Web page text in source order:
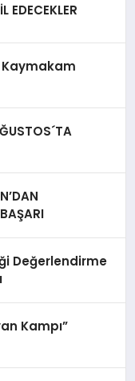
EDECEKLER
Kaymakam
Değerlendirme
Kampı”